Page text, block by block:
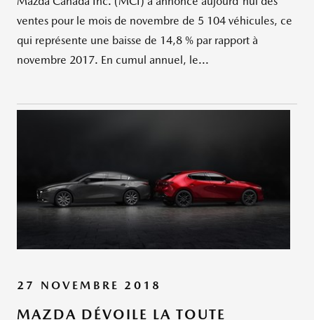
ventes pour le mois de novembre de 5 104 véhicules, ce
qui représente une baisse de 14,8 % par rapport à
novembre 2017. En cumul annuel, le...
27 NOVEMBRE 2018
MAZDA DÉVOILE LA TOUTE